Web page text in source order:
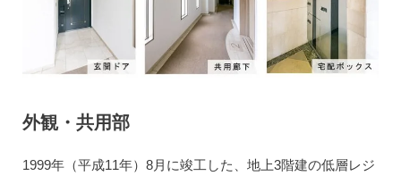
外観・共用部
1999年（平成11年）8月に竣工した、地上3階建の低層レジ